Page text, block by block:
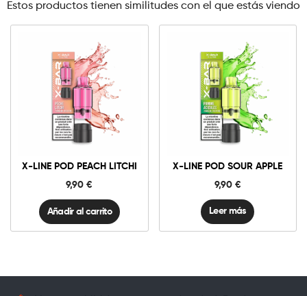
Estos productos tienen similitudes con el que estás viendo
X-LINE POD PEACH LITCHI
9,90€
10mg 20mg
X-
Line
cantidad
Añadir al carrito
X-LINE POD SOUR APPLE
9,90 €
Leer más